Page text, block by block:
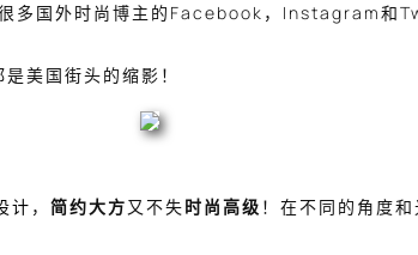
多国外时尚博主的Facebook，Instagram和
美国街头的缩影！
计 ， 简约大方又不失时尚高级 ！在不同的角度